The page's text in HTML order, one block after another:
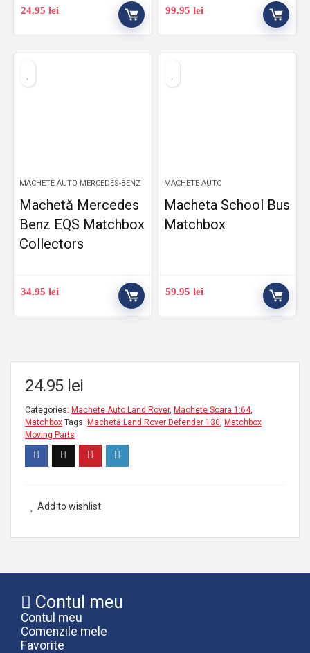
24.95lei 99.95lei
MACHETE AUTO MERCEDES-BENZ
Machetă Mercedes
Benz EQS Matchbox
Collectors
34.95lei
MACHETE AUTO
Macheta School Bus
Matchbox
59.95lei
24.95 lei
Categories: Machete Auto Land Rover, Machete Scara 1:64,
Matchbox Tags: Machetă Land Rover Defender 130, Matchbox
Moving Parts
Add to wishlist
Contul meu
Contul meu
Comenzile mele
Favorite